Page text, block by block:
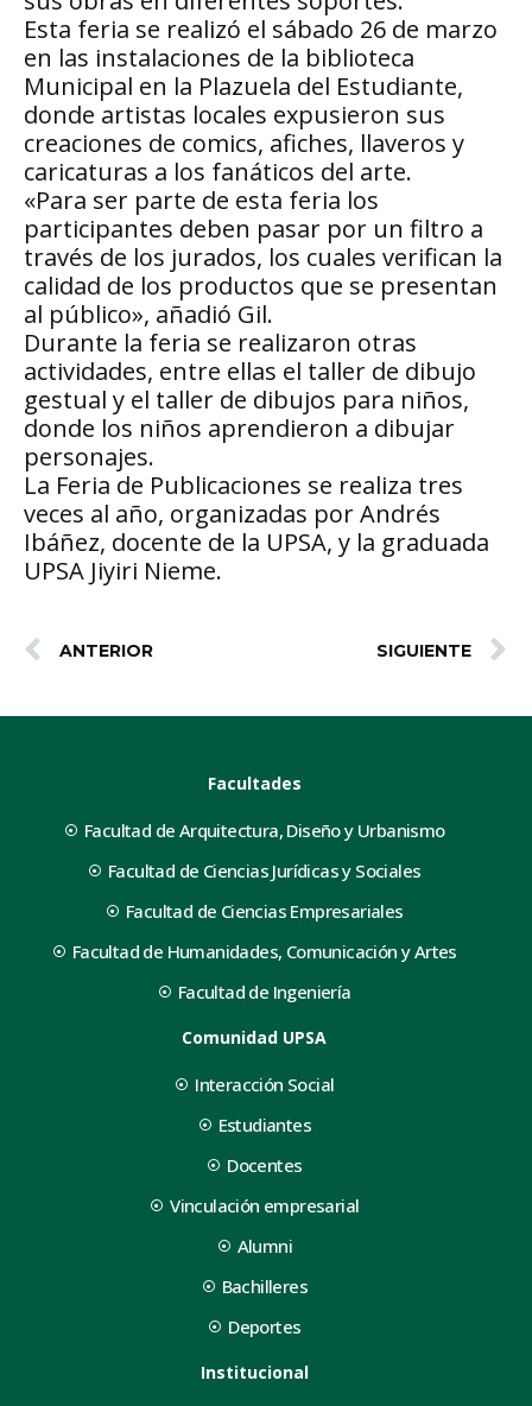
Esta feria se realizó el sábado 26 de marzo
en las instalaciones de la biblioteca
Municipal en la Plazuela del Estudiante,
donde artistas locales expusieron sus
creaciones de comics, afiches, llaveros y
caricaturas a los fanáticos del arte.
«Para ser parte de esta feria los
participantes deben pasar por un filtro a
través de los jurados, los cuales verifican la
calidad de los productos que se presentan
al público», añadió Gil.
Durante la feria se realizaron otras
actividades, entre ellas el taller de dibujo
gestual y el taller de dibujos para niños,
donde los niños aprendieron a dibujar
personajes.
La Feria de Publicaciones se realiza tres
veces al año, organizadas por Andrés
Ibáñez, docente de la UPSA, y la graduada
UPSA Jiyiri Nieme.
ANTERIOR SIGUIENTE
Facultades
Facultad de Arquitectura, Diseño y Urbanismo
Facultad de Ciencias Jurídicas y Sociales
Facultad de Ciencias Empresariales
Facultad de Humanidades, Comunicación y Artes
Facultad de Ingeniería
Comunidad UPSA
Interacción Social
Estudiantes
Docentes
Vinculación empresarial
Alumni
Bachilleres
Deportes
Institucional